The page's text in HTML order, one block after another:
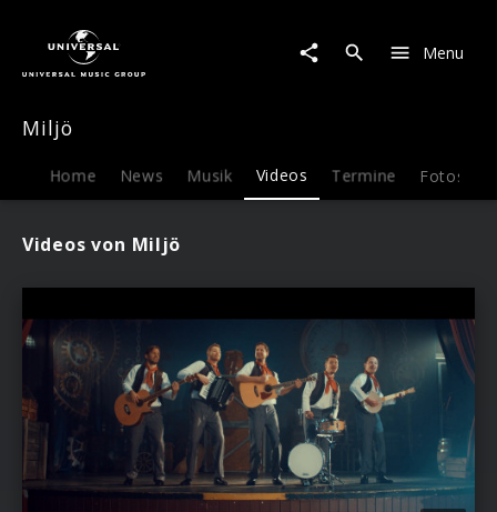
Menu
Miljö
Home News Musik Videos Termine Fotos
Videos von Miljö